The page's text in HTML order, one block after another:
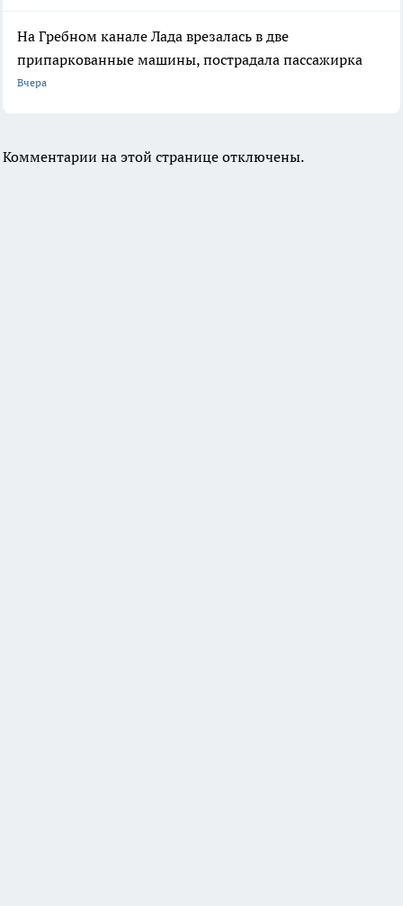
На Гребном канале Лада врезалась в две
припаркованные машины, пострадала пассажирка
Вчера
Комментарии на этой странице отключены.